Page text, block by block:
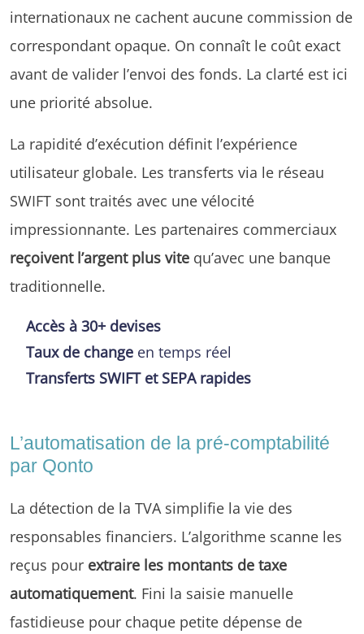
internationaux ne cachent aucune commission de
correspondant opaque. On connaît le coût exact
avant de valider l’envoi des fonds. La clarté est ici
une priorité absolue.
La rapidité d’exécution définit l’expérience
utilisateur globale. Les transferts via le réseau
SWIFT sont traités avec une vélocité
impressionnante. Les partenaires commerciaux
reçoivent l’argent plus vite qu’avec une banque
traditionnelle.
Accès à 30+ devises
Taux de change en temps réel
Transferts SWIFT et SEPA rapides
L’automatisation de la pré-comptabilité
par Qonto
La détection de la TVA simplifie la vie des
responsables financiers. L’algorithme scanne les
reçus pour extraire les montants de taxe
automatiquement. Fini la saisie manuelle
fastidieuse pour chaque petite dépense de